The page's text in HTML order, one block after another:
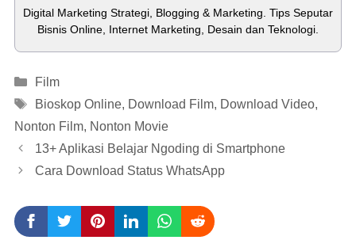
Digital Marketing Strategi, Blogging & Marketing. Tips Seputar
Bisnis Online, Internet Marketing, Desain dan Teknologi.
Categories
Film
Tags
Bioskop Online, Download Film, Download Video,
Nonton Film, Nonton Movie
13+ Aplikasi Belajar Ngoding di Smartphone
Cara Download Status WhatsApp